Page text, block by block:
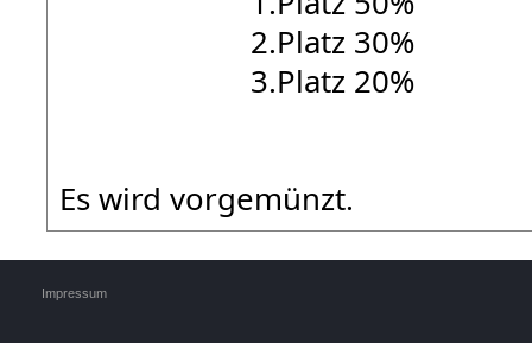
2.Platz 30%
3.Platz 20%
Es wird vorgemünzt.
Impressum